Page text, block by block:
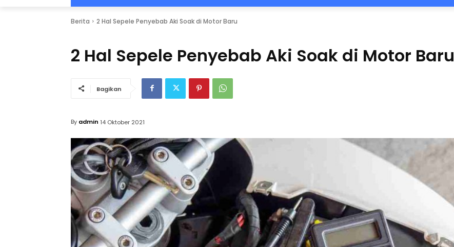
Berita 2 Hal Sepele Penyebab Aki Soak di Motor Baru
2 Hal Sepele Penyebab Aki Soak di Motor Baru
Bagikan
By admin 14 Oktober 2021